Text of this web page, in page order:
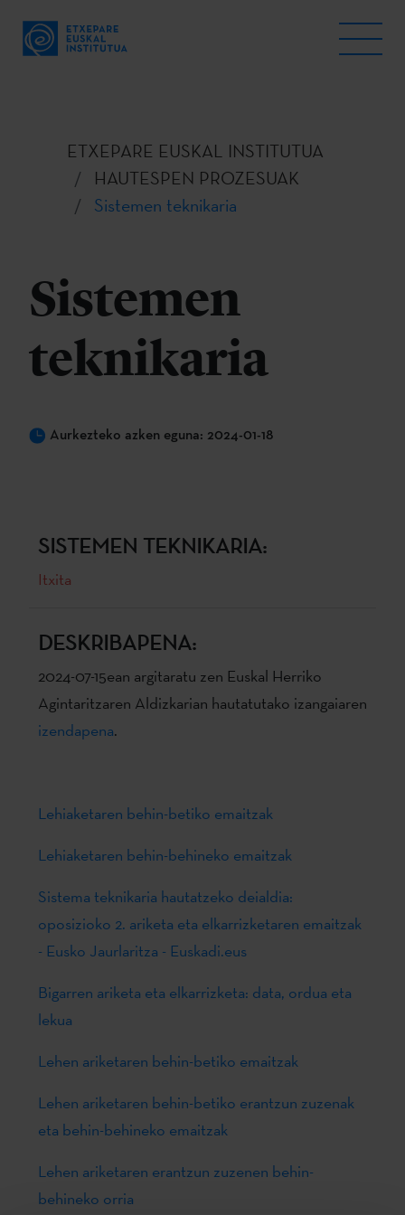
ETXEPARE EUSKAL INSTITUTUA
HAUTESPEN PROZESUAK
Sistemen teknikaria
Sistemen
teknikaria
Aurkezteko azken eguna: 2024-01-18
SISTEMEN TEKNIKARIA:
Itxita
DESKRIBAPENA:
2024-07-15ean argitaratu zen Euskal Herriko
Agintaritzaren Aldizkarian hautatutako izangaiaren
izendapena.
Lehiaketaren behin-betiko emaitzak
Lehiaketaren behin-behineko emaitzak
Sistema teknikaria hautatzeko deialdia:
oposizioko 2. ariketa eta elkarrizketaren emaitzak
- Eusko Jaurlaritza - Euskadi.eus
Bigarren ariketa eta elkarrizketa: data, ordua eta
lekua
Lehen ariketaren behin-betiko emaitzak
Lehen ariketaren behin-betiko erantzun zuzenak
eta behin-behineko emaitzak
Lehen ariketaren erantzun zuzenen behin-
behineko orria